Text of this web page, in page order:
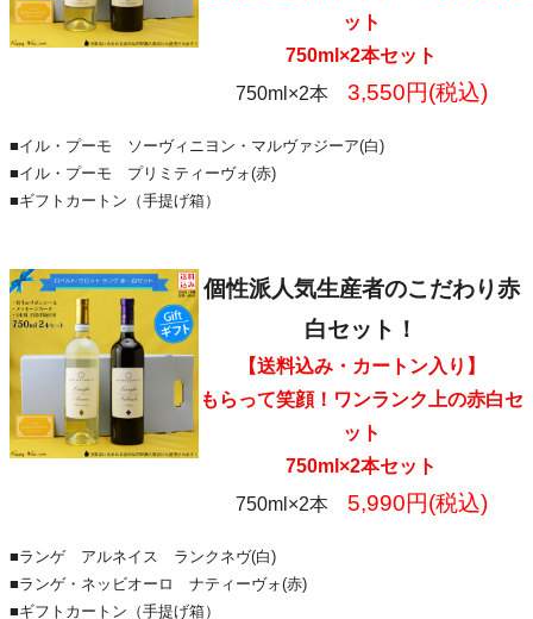
ット
750ml×2本セット
750ml×2本 3,550円(税込)
■イル・プーモ ソーヴィニヨン・マルヴァジーア(白)
■イル・プーモ プリミティーヴォ(赤)
■ギフトカートン（手提げ箱）
個性派人気生産者のこだわり赤
白セット！
【送料込み・カートン入り】
もらって笑顔！ワンランク上の赤白セ
ット
750ml×2本セット
750ml×2本 5,990円(税込)
■ランゲ アルネイス ランクネヴ(白)
■ランゲ・ネッビオーロ ナティーヴォ(赤)
■ギフトカートン（手提げ箱）